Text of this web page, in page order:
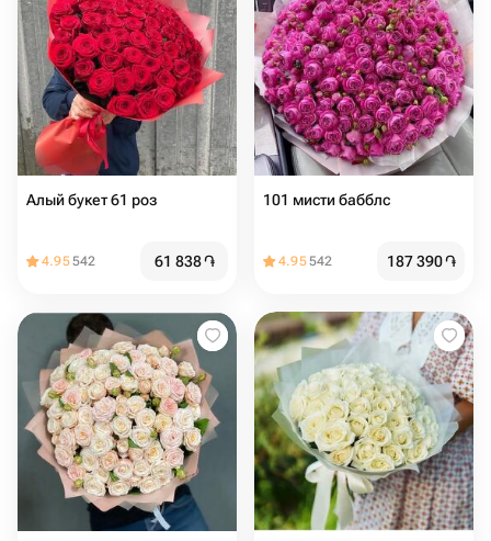
Алый букет 61 роз
4.95542 61 838֏
101 мисти бабблс
4.95542 187 390֏